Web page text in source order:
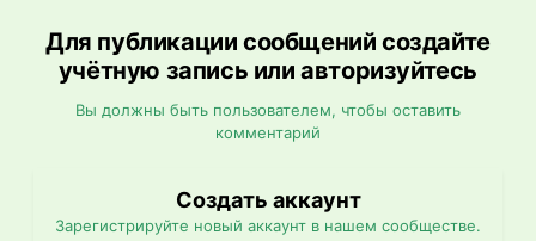
Для публикации сообщений создайте
учётную запись или авторизуйтесь
Вы должны быть пользователем, чтобы оставить
комментарий
Создать аккаунт
Зарегистрируйте новый аккаунт в нашем сообществе.